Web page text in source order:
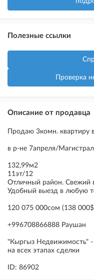
Полезные ссылки
Проверка
Описание от продавца
Продаю 3комн.
в р-не 7апреля/
132,99м2
11эт/12
Отличный район. Свежий
Удобный выезд в любую
120 075 000сом (138
+996708866888 Раушан
"Кыргыз Недвижимость"
на всех этапах сделки
ID: 86902